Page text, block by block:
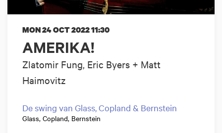
AMERIKA!
Zlatomir Fung, Eric Byers + Matt
Haimovitz
MON 24 OCT 202211:30
De swing van Glass, Copland & Bernstein
Glass, Copland, Bernstein